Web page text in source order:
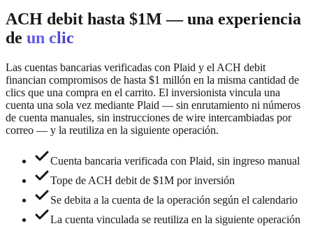
ACH debit hasta $1M — una experiencia
de un clic
Las cuentas bancarias verificadas con Plaid y el ACH debit
financian compromisos de hasta $1 millón en la misma cantidad de
clics que una compra en el carrito. El inversionista vincula una
cuenta una sola vez mediante Plaid — sin enrutamiento ni números
de cuenta manuales, sin instrucciones de wire intercambiadas por
correo — y la reutiliza en la siguiente operación.
Cuenta bancaria verificada con Plaid, sin ingreso manual
Tope de ACH debit de $1M por inversión
Se debita a la cuenta de la operación según el calendario
La cuenta vinculada se reutiliza en la siguiente operación